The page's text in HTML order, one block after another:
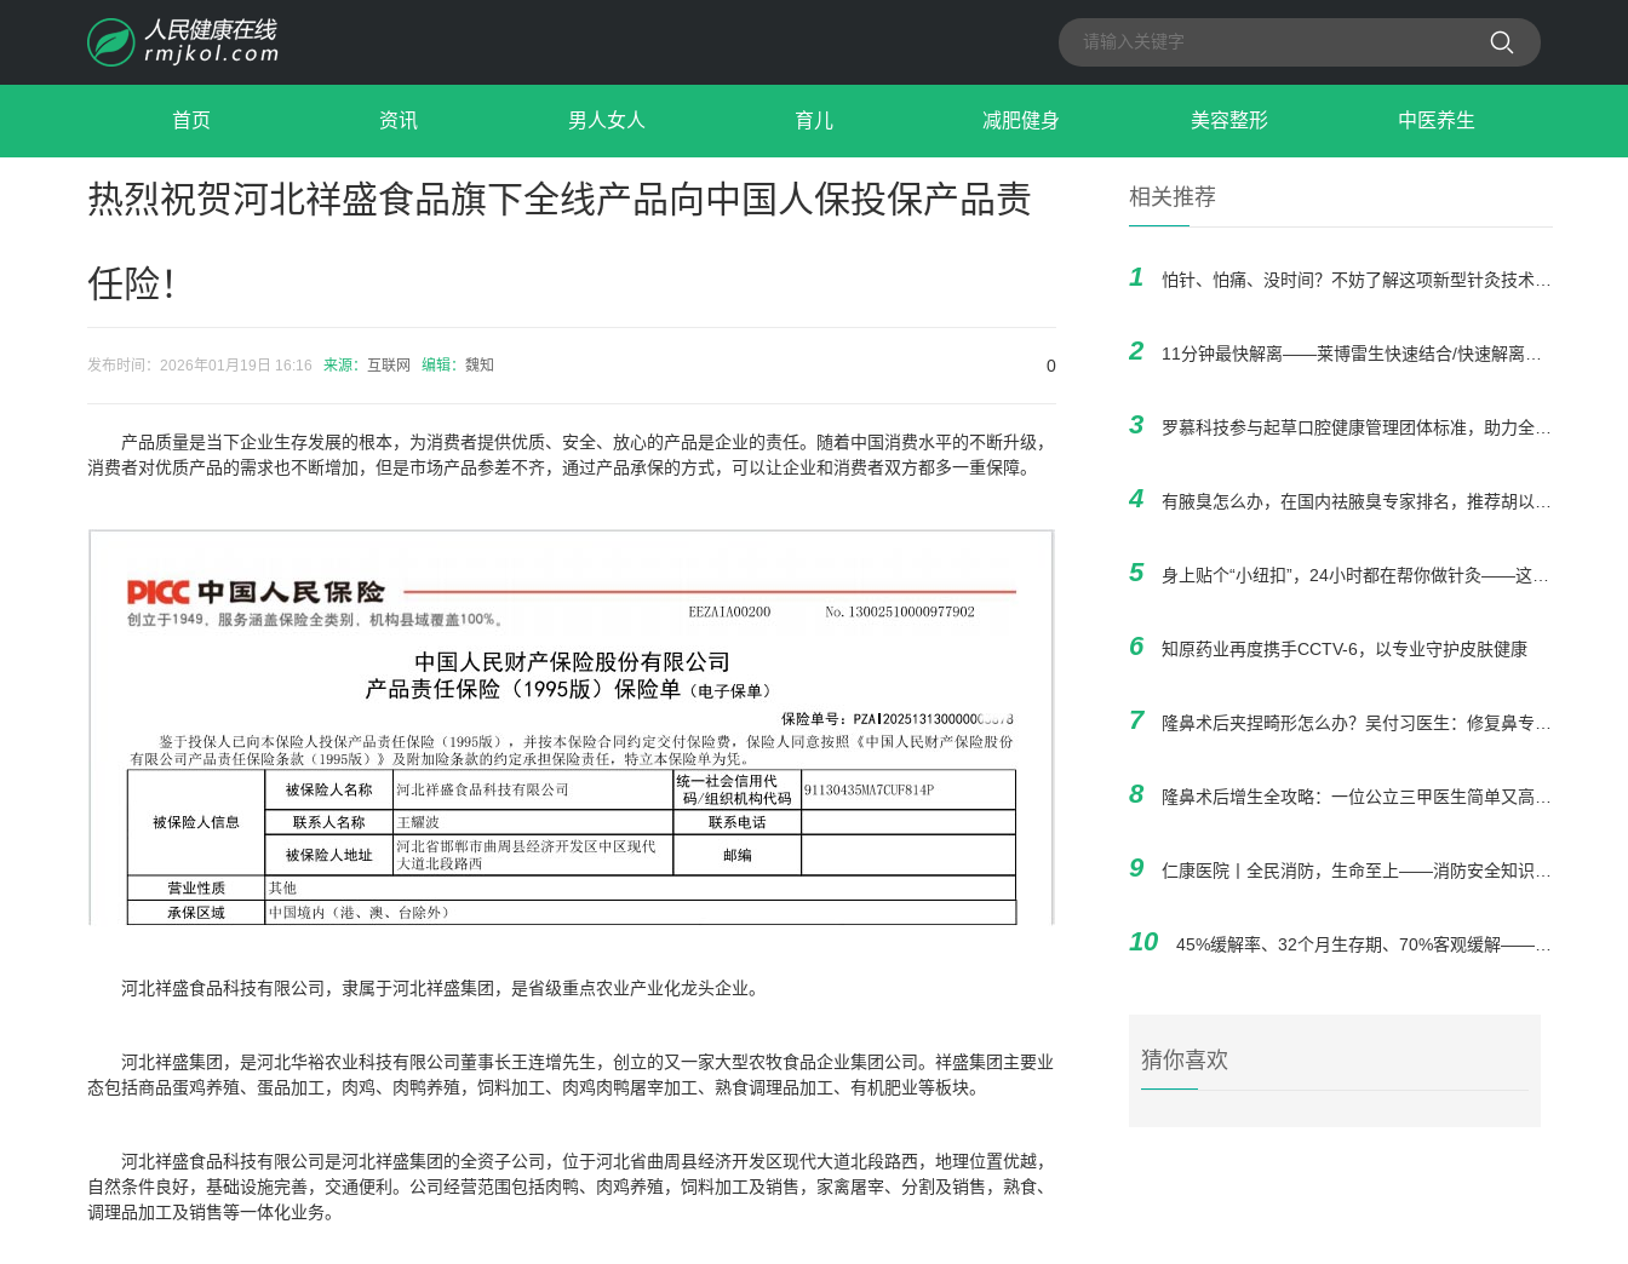
首页 资讯 男人女人 育儿 减肥健身 美容整形 中医养生
热烈祝贺河北祥盛食品旗下全线产品向中国人保投保产品责
任险！
发布时间：2026年01月19日 16:16 来源： 互联网 编辑： 魏知 0
产品质量是当下企业生存发展的根本，为消费者提供优质、安全、放心的产品是企业的责任。随着中国消费水平的不断升级，
消费者对优质产品的需求也不断增加，但是市场产品参差不齐，通过产品承保的方式，可以让企业和消费者双方都多一重保障。
河北祥盛食品科技有限公司，隶属于河北祥盛集团，是省级重点农业产业化龙头企业。
河北祥盛集团，是河北华裕农业科技有限公司董事长王连增先生，创立的又一家大型农牧食品企业集团公司。祥盛集团主要业
态包括商品蛋鸡养殖、蛋品加工，肉鸡、肉鸭养殖，饲料加工、肉鸡肉鸭屠宰加工、熟食调理品加工、有机肥业等板块。
河北祥盛食品科技有限公司是河北祥盛集团的全资子公司，位于河北省曲周县经济开发区现代大道北段路西，地理位置优越，
自然条件良好，基础设施完善，交通便利。公司经营范围包括肉鸭、肉鸡养殖，饲料加工及销售，家禽屠宰、分割及销售，熟食、
调理品加工及销售等一体化业务。
相关推荐
1 怕针、怕痛、没时间？不妨了解这项新型针灸技术——让养生调理变得轻松简单
2 11分钟最快解离——莱博雷生快速结合/快速解离如何实现“当晚起效+次日清醒”
3 罗慕科技参与起草口腔健康管理团体标准，助力全民口腔健康规范化发展
4 有腋臭怎么办，在国内祛腋臭专家排名，推荐胡以信医生，他最好！！！！
5 身上贴个“小纽扣”，24小时都在帮你做针灸——这可能是怕针之人最大的福音
6 知原药业再度携手CCTV-6，以专业守护皮肤健康
7 隆鼻术后夹捏畸形怎么办？吴付习医生：修复鼻专家的处理逻辑与远期效果
8 隆鼻术后增生全攻略：一位公立三甲医生简单又高效的处理哲学
9 仁康医院丨全民消防，生命至上——消防安全知识讲座
10 45%缓解率、32个月生存期、70%客观缓解——希望之城携硬核数据亮相2026 ASCO
猜你喜欢